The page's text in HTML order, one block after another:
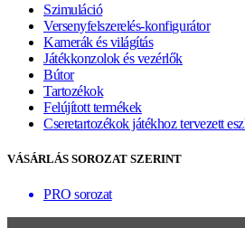
Szimuláció
Versenyfelszerelés-konfigurátor
Kamerák és világítás
Játékkonzolok és vezérlők
Bútor
Tartozékok
Felújított termékek
Cseretartozékok játékhoz tervezett
VÁSÁRLÁS SOROZAT SZERINT
PRO sorozat